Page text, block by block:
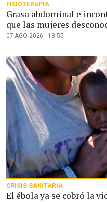
FISIOTERAPIA
Grasa abdominal e
que las mujeres
07 AGO 2026 - 13:55
CRISIS SANITARIA
El ébola ya se cobró la